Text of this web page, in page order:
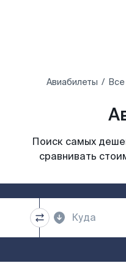
Авиабилеты
Поиск самых
сравнивать